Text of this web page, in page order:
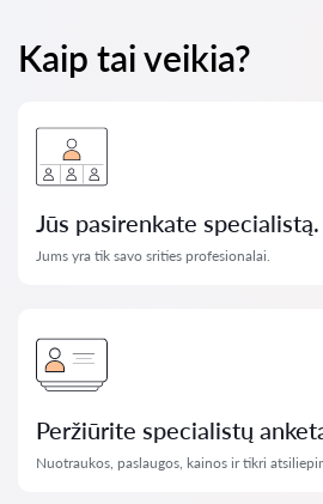
Kaip tai veikia?
Jūs pasirenkate specialistą.
Jums yra tik savo srities profesionalai.
Peržiūrite specialistų
Nuotraukos, paslaugos, kainos ir tikri